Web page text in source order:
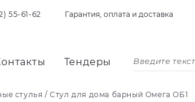
55-61-62 Гарантия, оплата и доставка
Тендеры
стулья /Стул для дома барный Омега ОБ1